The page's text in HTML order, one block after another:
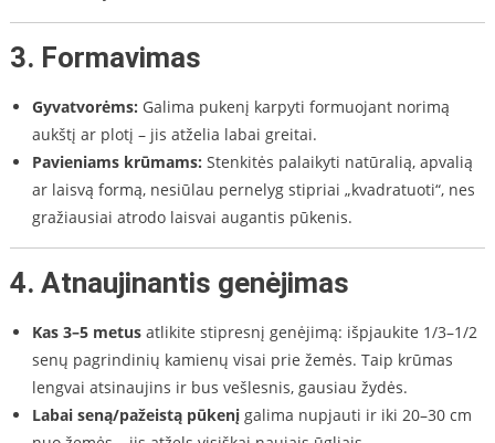
3. Formavimas
Gyvatvorėms: Galima pukenį karpyti formuojant norimą
aukštį ar plotį – jis atželia labai greitai.
Pavieniams krūmams: Stenkitės palaikyti natūralią, apvalią
ar laisvą formą, nesiūlau pernelyg stipriai „kvadratuoti“, nes
gražiausiai atrodo laisvai augantis pūkenis.
4. Atnaujinantis genėjimas
Kas 3–5 metusatlikite stipresnį genėjimą: išpjaukite 1/3–1/2
senų pagrindinių kamienų visai prie žemės. Taip krūmas
lengvai atsinaujins ir bus vešlesnis, gausiau žydės.
Labai seną/pažeistą pūkenįgalima nupjauti ir iki 20–30 cm